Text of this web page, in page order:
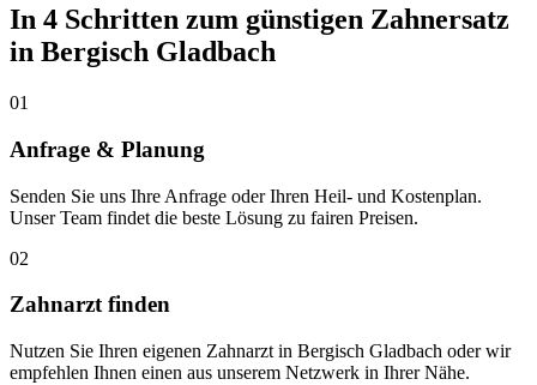
In 4 Schritten zum günstigen Zahnersatz
in Bergisch Gladbach
01
Anfrage & Planung
Senden Sie uns Ihre Anfrage oder Ihren Heil- und Kostenplan.
Unser Team findet die beste Lösung zu fairen Preisen.
02
Zahnarzt finden
Nutzen Sie Ihren eigenen Zahnarzt in Bergisch Gladbach oder wir
empfehlen Ihnen einen aus unserem Netzwerk in Ihrer Nähe.